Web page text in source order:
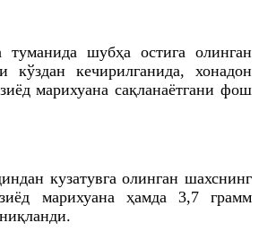
туманида шубҳа остига олинган
кўздан кечирилганида, хонадон
зиёд марихуанасақланаётгани фош
кузатувга олинган шахснинг
марихуана ҳамда 3,7 грамм